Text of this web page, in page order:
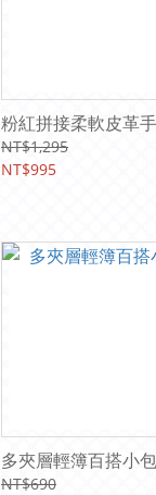
粉紅拼接柔軟皮革
NT$1,295
NT$995
多夾層輕簿百搭小包
NT$690